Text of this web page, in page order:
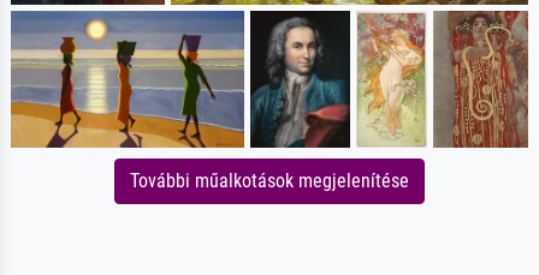
További műalkotások megjelenítése